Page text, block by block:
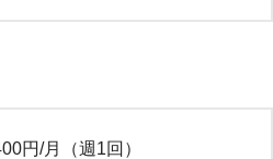
円/月（週1回）